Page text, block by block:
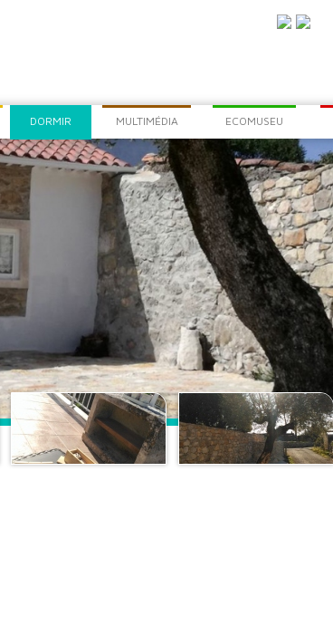
DORMIR MULTIMÉDIA ECOMUSEU